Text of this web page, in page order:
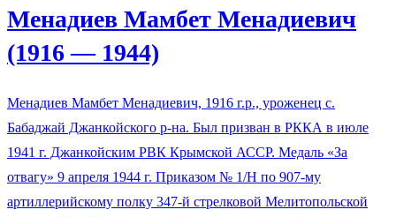
Менадиев Мамбет Менадиевич
(1916 — 1944)
Менадиев Мамбет Менадиевич, 1916 г.р., уроженец с.
Бабаджай Джанкойского р-на. Был призван в РККА в июле
1941 г. Джанкойским РВК Крымской АССР. Медаль «За
отвагу» 9 апреля 1944 г. Приказом № 1/Н по 907-му
артиллерийскому полку 347-й стрелковой Мелитопольской